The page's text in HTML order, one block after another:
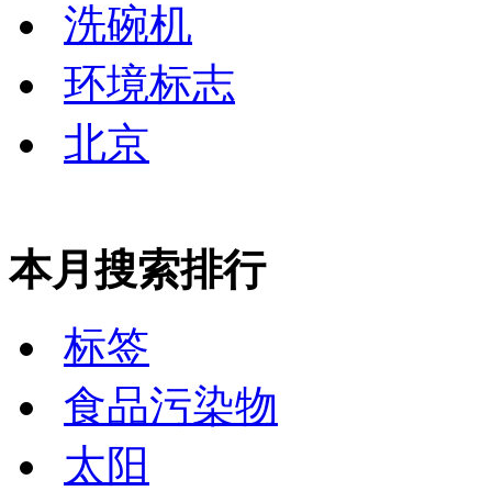
洗碗机
环境标志
北京
本月搜索排行
标签
食品污染物
太阳